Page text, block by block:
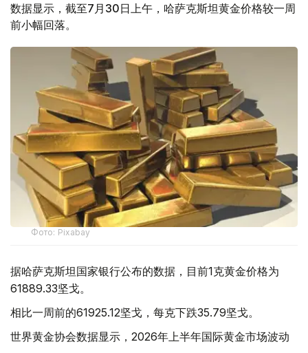
数据显示，截至7月30日上午，哈萨克斯坦黄金价格较一周
前小幅回落。
Фото: Pixabay
据哈萨克斯坦国家银行公布的数据，目前1克黄金价格为
61889.33坚戈。
相比一周前的61925.12坚戈，每克下跌35.79坚戈。
世界黄金协会数据显示，2026年上半年国际黄金市场波动